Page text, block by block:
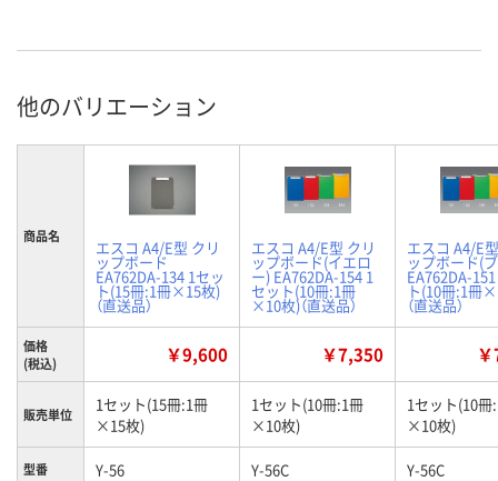
他のバリエーション
商品名
エスコ A4/E型 クリ
ップボード
EA762DA-134 1セッ
ト(15冊:1冊×15枚)
（直送品）
エスコ A4/E型 クリ
ップボード(イエロ
ー) EA762DA-154 1
セット(10冊:1冊
×10枚)（直送品）
エスコ A4/E
ップボード(
EA762DA-
ト(10冊:1冊
（直送品）
価格
(税込)
￥9,600 ￥7,350
販売単位
1セット(15冊:1冊
×15枚)
1セット(10冊:1冊
×10枚)
1セット(10冊
×10枚)
型番 Y-56 Y-56C Y-56C